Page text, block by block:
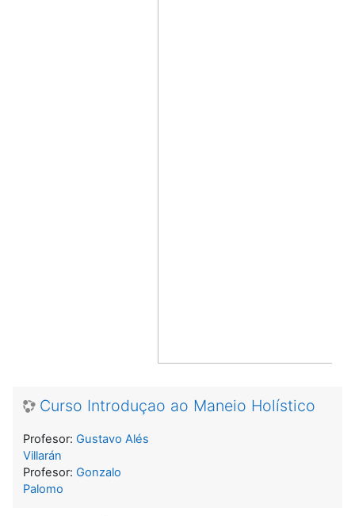
Curso Introduçao ao Maneio Holístico
Profesor: Gustavo Alés
Villarán
Profesor: Gonzalo
Palomo